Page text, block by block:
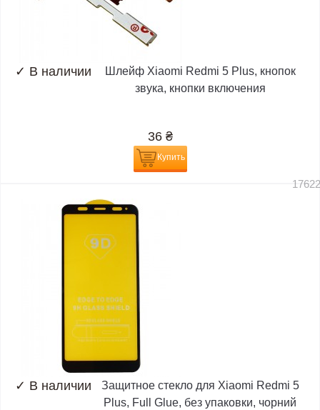
✓ В наличии
Шлейф Xiaomi Redmi 5 Plus, кнопок
звука, кнопки включения
36 ₴
Купить
✓ В наличии
Защитное стекло для Xiaomi Redmi 5
Plus, Full Glue, без упаковки, чорний